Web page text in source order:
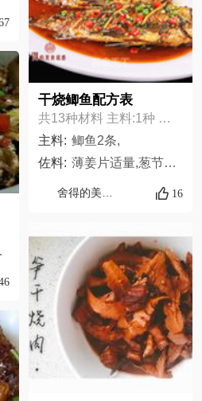
干烧鲫鱼配方表
共13种材料 主料:1种 佐料:12种
主料: 鲫鱼2条,
佐料: 薄姜片适量,葱节适量,料酒适量,盐适量,姜丝适量,蒜蓉适量,小米椒圈适量,豆瓣酱适量,胡椒粉适量,老抽适量,鸡精适量,葱花适量
舍得的美食诱惑 16